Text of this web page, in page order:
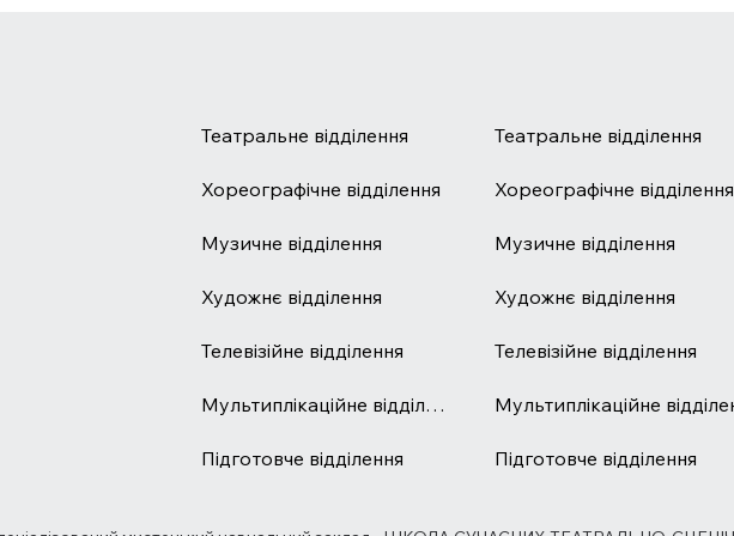
Театральне відділення
Хореографічне відділення
Музичне відділення
Художнє відділення
Телевізійне відділення
Мультиплікаційне відділення
Підготовче відділення
Театральне відділення
Хореографічне відділення
Музичне відділення
Художнє відділення
Телевізійне відділення
Мультиплікаційне
Підготовче відділення